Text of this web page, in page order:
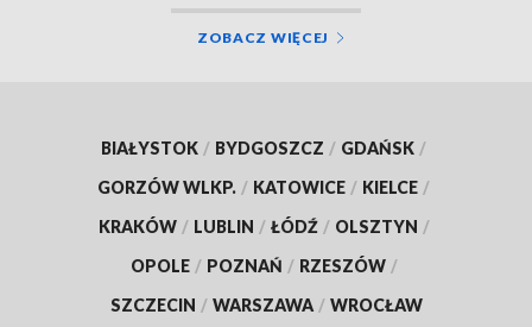
ZOBACZ WIĘCEJ
BIAŁYSTOK / BYDGOSZCZ / GDAŃSK /
GORZÓW WLKP. / KATOWICE / KIELCE /
KRAKÓW / LUBLIN / ŁÓDŹ / OLSZTYN /
OPOLE / POZNAŃ / RZESZÓW /
SZCZECIN / WARSZAWA / WROCŁAW